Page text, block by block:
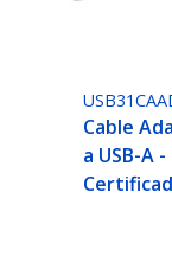
Cable
a USB-A